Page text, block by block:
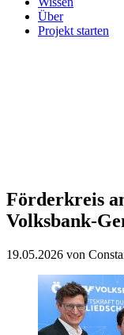
Über
Projekt starten
Förderkreis
Volksbank-
19.05.2026 von